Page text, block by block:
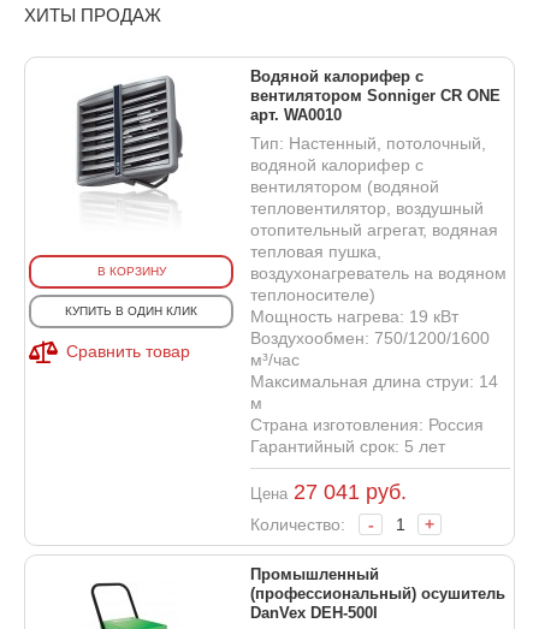
ХИТЫ ПРОДАЖ
В КОРЗИНУ
КУПИТЬ В ОДИН КЛИК
Сравнить товар
Водяной калорифер с
вентилятором Sonniger CR ONE
арт. WA0010
Тип: Настенный, потолочный,
водяной калорифер с
вентилятором (водяной
тепловентилятор, воздушный
отопительный агрегат, водяная
тепловая пушка,
воздухонагреватель на водяном
теплоносителе)
Мощность нагрева: 19 кВт
Воздухообмен: 750/1200/1600
м³/час
Максимальная длина струи: 14
м
Страна изготовления: Россия
Гарантийный срок: 5 лет
Цена 27 041 руб.
Количество: - +
Промышленный
(профессиональный) осушитель
DanVex DEH-500I